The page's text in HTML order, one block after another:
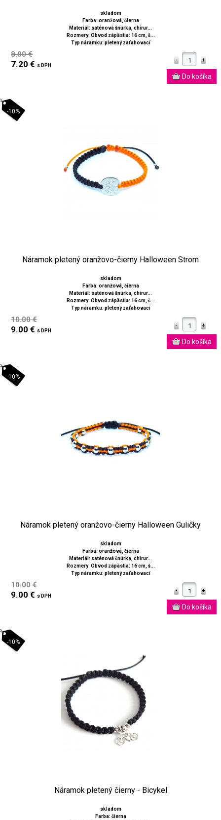
skladom
Farba: oranžová, čierna
Materiál: saténová šnúrka, chirur...
Rozmery: Obvod zápästia: 16 cm, š...
Typ náramku: pletený zaťahovací
8.00 €
7.20 € s DPH
-10%
Náramok pletený oranžovo-čierny Halloween Strom
skladom
Farba: oranžová, čierna
Materiál: saténová šnúrka, chirur...
Rozmery: Obvod zápästia: 16 cm, š...
Typ náramku: pletený zaťahovací
10.00 €
9.00 € s DPH
-10%
Náramok pletený oranžovo-čierny Halloween Guličky
skladom
Farba: oranžová, čierna
Materiál: saténová šnúrka, chirur...
Rozmery: Obvod zápästia: 16 cm, š...
Typ náramku: pletený zaťahovací
10.00 €
9.00 € s DPH
-10%
Náramok pletený čierny - Bicykel
skladom
Farba: čierna